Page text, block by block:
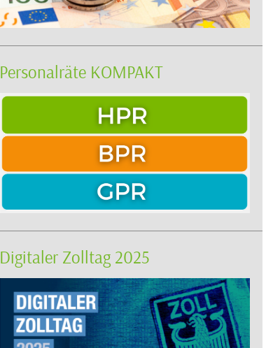
Personalräte KOMPAKT
Digitaler Zolltag 2025